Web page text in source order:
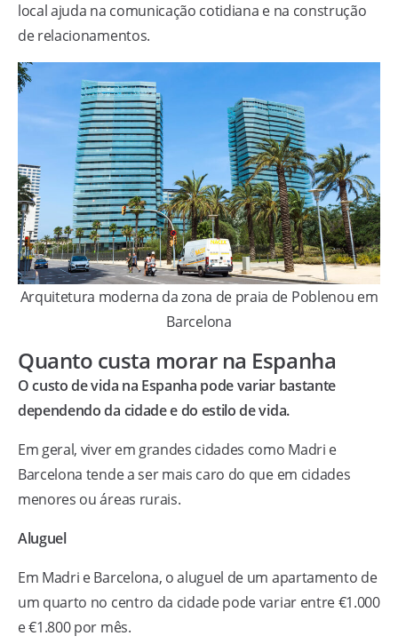
local ajuda na comunicação cotidiana e na construção
de relacionamentos.
Arquitetura moderna da zona de praia de Poblenou em
Barcelona
Quanto custa morar na Espanha
O custo de vida na Espanha pode variar bastante
dependendo da cidade e do estilo de vida.
Em geral, viver em grandes cidades como Madri e
Barcelona tende a ser mais caro do que em cidades
menores ou áreas rurais.
Aluguel
Em Madri e Barcelona, o aluguel de um apartamento de
um quarto no centro da cidade pode variar entre €1.000
e €1.800 por mês.